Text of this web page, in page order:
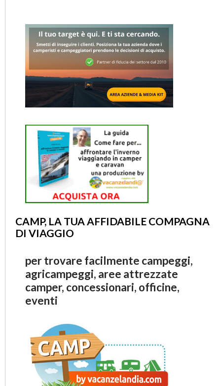
CAMP, LA TUA AFFIDABILE COMPAGNA
DI VIAGGIO
per trovare facilmente campeggi,
agricampeggi, aree attrezzate
camper, concessionari, officine,
eventi